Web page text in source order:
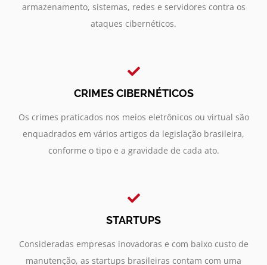
armazenamento, sistemas, redes e servidores contra os
ataques cibernéticos.
CRIMES CIBERNÉTICOS
Os crimes praticados nos meios eletrônicos ou virtual são
enquadrados em vários artigos da legislação brasileira,
conforme o tipo e a gravidade de cada ato.
STARTUPS
Consideradas empresas inovadoras e com baixo custo de
manutenção, as startups brasileiras contam com uma